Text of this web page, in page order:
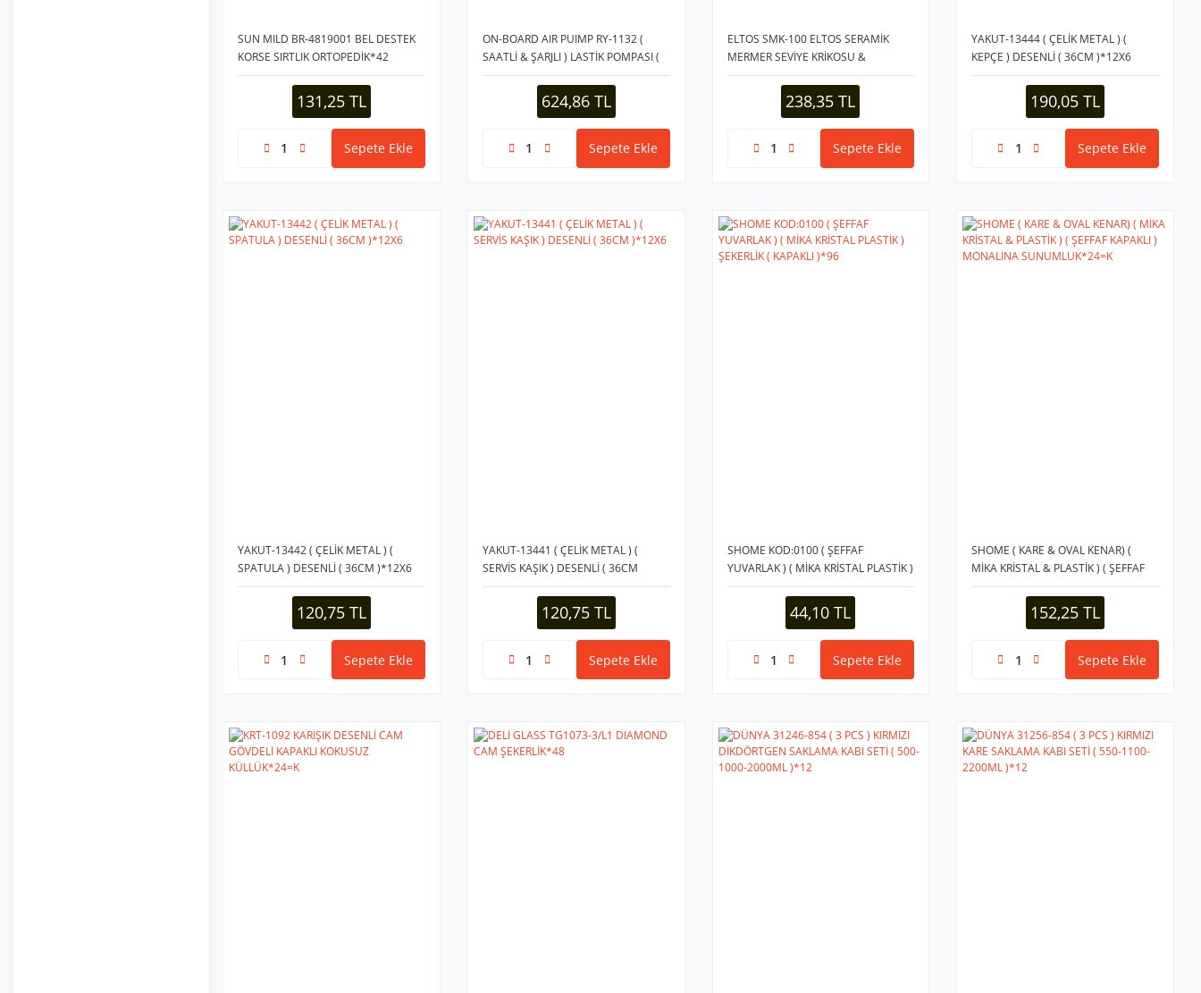
SUN MILD BR-4819001 BEL DESTEK
KORSE SIRTLIK ORTOPEDİK*42
131,25 TL
Sepete Ekle
ON-BOARD AIR PUIMP RY-1132 (
SAATLİ & ŞARJLI ) LASTİK POMPASI (
KOMPRESÖRÜ )*60
624,86 TL
Sepete Ekle
ELTOS SMK-100 ELTOS SERAMİK
MERMER SEVİYE KRİKOSU &
KALDIRAÇ*12
238,35 TL
Sepete Ekle
YAKUT-13444 ( ÇELİK METAL ) (
KEPÇE ) DESENLİ ( 36CM )*12X6
190,05 TL
Sepete Ekle
YAKUT-13442 ( ÇELİK METAL ) (
SPATULA ) DESENLİ ( 36CM )*12X6
120,75 TL
Sepete Ekle
YAKUT-13441 ( ÇELİK METAL ) (
SERVİS KAŞIK ) DESENLİ ( 36CM
)*12X6
120,75 TL
Sepete Ekle
SHOME KOD:0100 ( ŞEFFAF
YUVARLAK ) ( MİKA KRİSTAL PLASTİK )
ŞEKERLİK ( KAPAKLI )*96
44,10 TL
Sepete Ekle
SHOME ( KARE & OVAL KENAR) (
MİKA KRİSTAL & PLASTİK ) ( ŞEFFAF
KAPAKLI ) MONALİNA
SUNUMLUK*24=K152,25 TL
Sepete Ekle